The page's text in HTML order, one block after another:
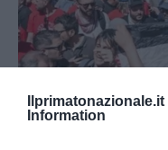
Ilprimatonazionale.it
Information